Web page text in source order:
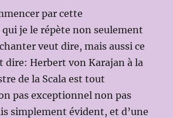
par cette
je le répète non seulement
veut dire, mais aussi ce
dire: Herbert von Karajan à la
de la Scala est tout
pas exceptionnel non pas
simplement évident, et d’une